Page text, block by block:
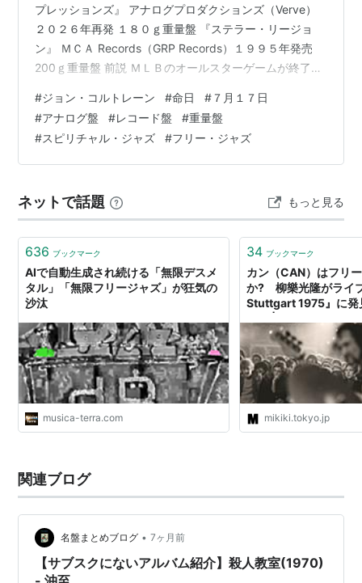
プレッションズ』 アナログプロダクションズ（Verve）
２０２６年再発 １８０ｇ重量盤 『ステラー・リージョ
ン』 ＭＣＡ Records（GRP Records）１９９５年発売
200ｇ重量盤 前説 ＭＬＢのオールスターゲームが終了
チンの決勝戦が控えている状況なので、一日の生活リズ
ムは一休みモードです。 しかし、気温は３０度越えの
「真夏日」が続いています。 小生は、日差しが落ち着く
午後４時頃からポケ活に出ています。 ７月１３日から始
と…
#ジョン・コルトレーン #命日 # ７月１７日
#アナログ盤 #レコード盤 #重量盤
#スピリチャル・ジャズ #フリー・ジャズ
ネットで話題 もっと見る
636 ブックマーク
AIで自動生成され続ける「無限デスメ
タル」「無限フリージャズ」が狂気の
沙汰
musica-terra.com
34 ブックマーク
カン（CAN）はフリ
か? 柳樂光隆がライ
Stuttgart 1975』に発
mikiki.tokyo.jp
関連ブログ
名盤まとめブログ • 7ヶ月前
【サブスクにないアルバム紹介】殺人教室(1970)